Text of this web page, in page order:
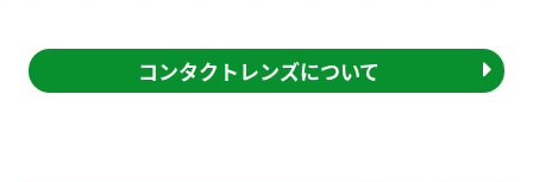
コンタクトレンズについて